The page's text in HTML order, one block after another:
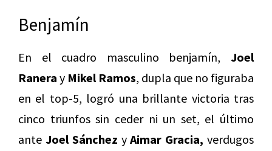
Benjamín
En el cuadro masculino benjamín, Joel
Ranera y Mikel Ramos, dupla que no figuraba
en el top-5, logró una brillante victoria tras
cinco triunfos sin ceder ni un set, el último
ante Joel Sánchez yAimar Gracia, verdugos